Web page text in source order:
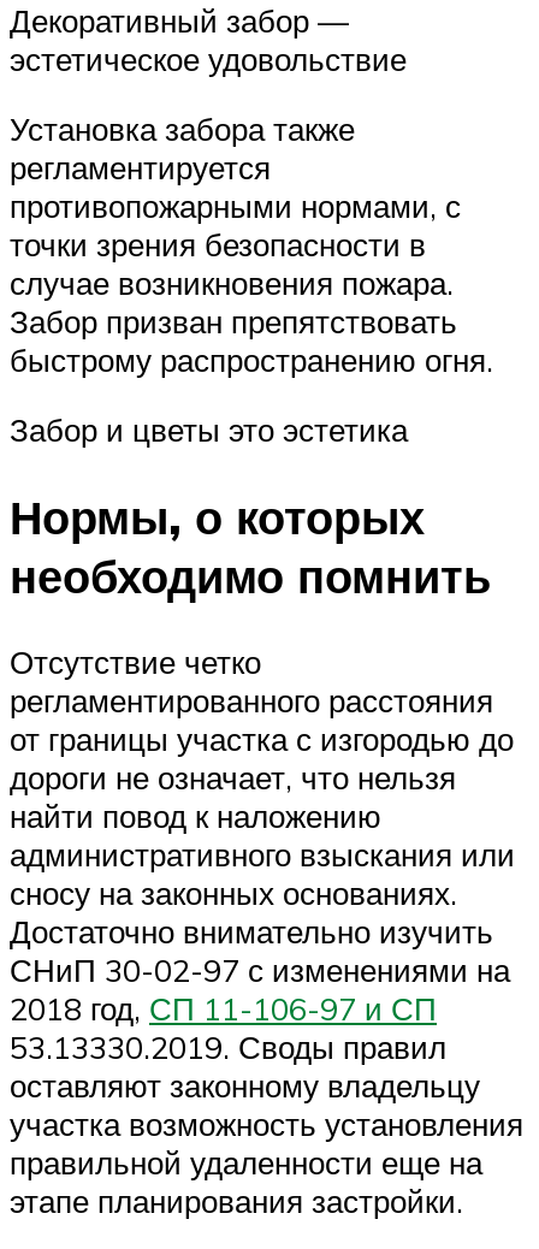
Декоративный забор —
эстетическое удовольствие
Установка забора также
регламентируется
противопожарными нормами, с
точки зрения безопасности в
случае возникновения пожара.
Забор призван препятствовать
быстрому распространению огня.
Забор и цветы это эстетика
Нормы, о которых
необходимо помнить
Отсутствие четко
регламентированного расстояния
от границы участка с изгородью до
дороги не означает, что нельзя
найти повод к наложению
административного взыскания или
сносу на законных основаниях.
Достаточно внимательно изучить
СНиП 30-02-97 с изменениями на
2018 год, СП 11-106-97 и СП
53.13330.2019. Своды правил
оставляют законному владельцу
участка возможность установления
правильной удаленности еще на
этапе планирования застройки.